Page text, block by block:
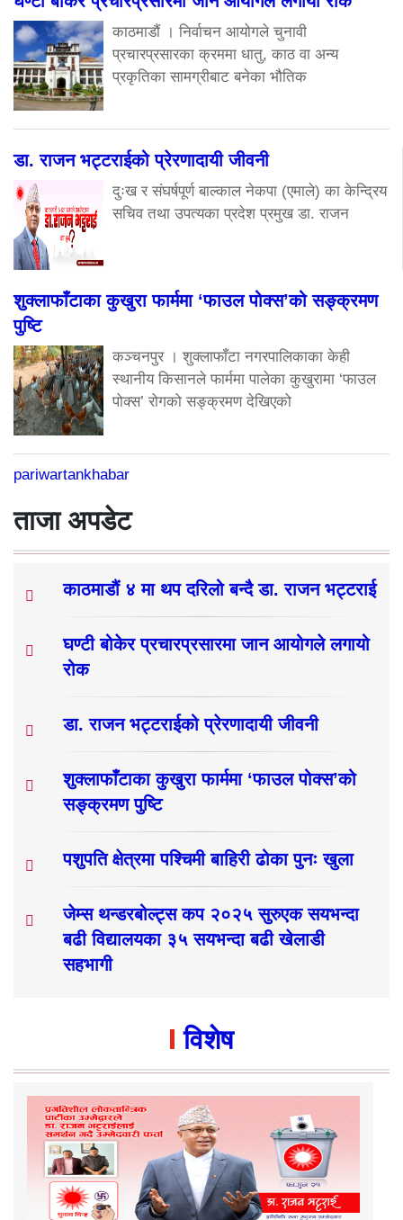
काठमाडौं । निर्वाचन आयोगले चुनावी
प्रचारप्रसारका क्रममा धातु, काठ वा अन्य
प्रकृतिका सामग्रीबाट बनेका भौतिक
डा. राजन भट्टराईको प्रेरणादायी जीवनी
दुःख र संघर्षपूर्ण बाल्काल नेकपा (एमाले) का केन्द्रिय
सचिव तथा उपत्यका प्रदेश प्रमुख डा. राजन
शुक्लाफाँटाका कुखुरा फार्ममा ‘फाउल पोक्स’को सङ्क्रमण
पुष्टि
कञ्चनपुर । शुक्लाफाँटा नगरपालिकाका केही
स्थानीय किसानले फार्ममा पालेका कुखुरामा ‘फाउल
पोक्स’ रोगको सङ्क्रमण देखिएको
pariwartankhabar
ताजा अपडेट
काठमाडौं ४ मा थप दरिलो बन्दै डा. राजन भट्टराई
घण्टी बोकेर प्रचारप्रसारमा जान आयोगले लगायो
रोक
डा. राजन भट्टराईको प्रेरणादायी जीवनी
शुक्लाफाँटाका कुखुरा फार्ममा ‘फाउल पोक्स’को
सङ्क्रमण पुष्टि
पशुपति क्षेत्रमा पश्चिमी बाहिरी ढोका पुनः खुला
जेम्स थन्डरबोल्ट्स कप २०२५ सुरुएक सयभन्दा
बढी विद्यालयका ३५ सयभन्दा बढी खेलाडी
सहभागी
विशेष